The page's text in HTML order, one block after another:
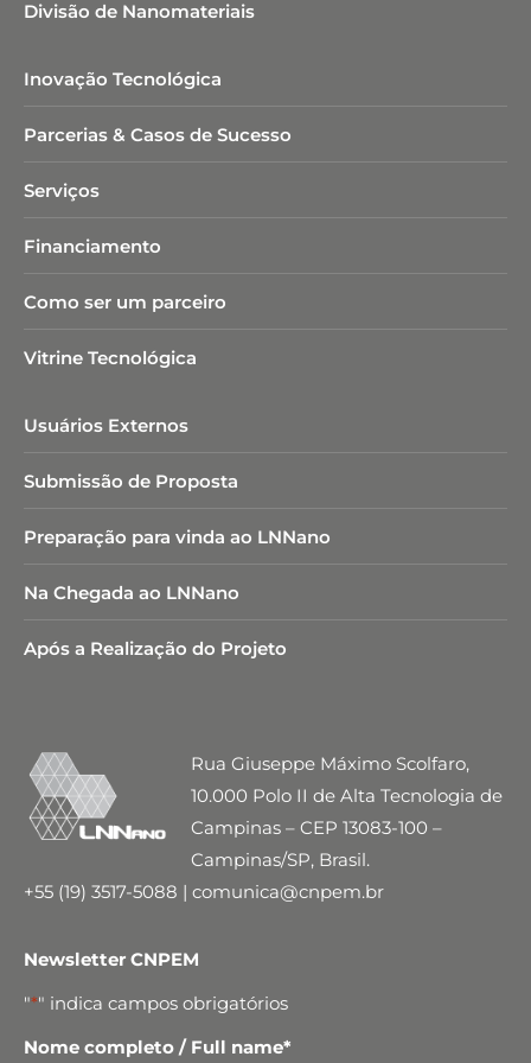
REÔMETRO DE TORQUE -
THERMO SCIENTIFIC
Descrição:equipamento amplamente utilizado
térmica do material. Além disso, auxilia em
atividades de modelagem de processo, como
composição de polímeros com aditivos para
reduzir a inflamabilidade e na simulação de
processos mestre usando apenas 50 g de material
Especificações Técnicas:
230 V/N/PE Velocidade 500 rpm; Torque 400 Nm
Divisão de Nanomateriais
Inovação Tecnológica
Parcerias & Casos de Sucesso
Serviços
Financiamento
Como ser um parceiro
Vitrine Tecnológica
Usuários Externos
Submissão de Proposta
Preparação para vinda ao LNNano
Na Chegada ao LNNano
Após a Realização do Projeto
Rua Giuseppe Máximo Scolfaro,
10.000 Polo II de Alta Tecnologia de
Campinas – CEP 13083-100 –
Campinas/SP, Brasil.
+55 (19) 3517-5088 | comunica@cnpem.br
Newsletter CNPEM
"*" indica campos obrigatórios
Nome completo / Full name*